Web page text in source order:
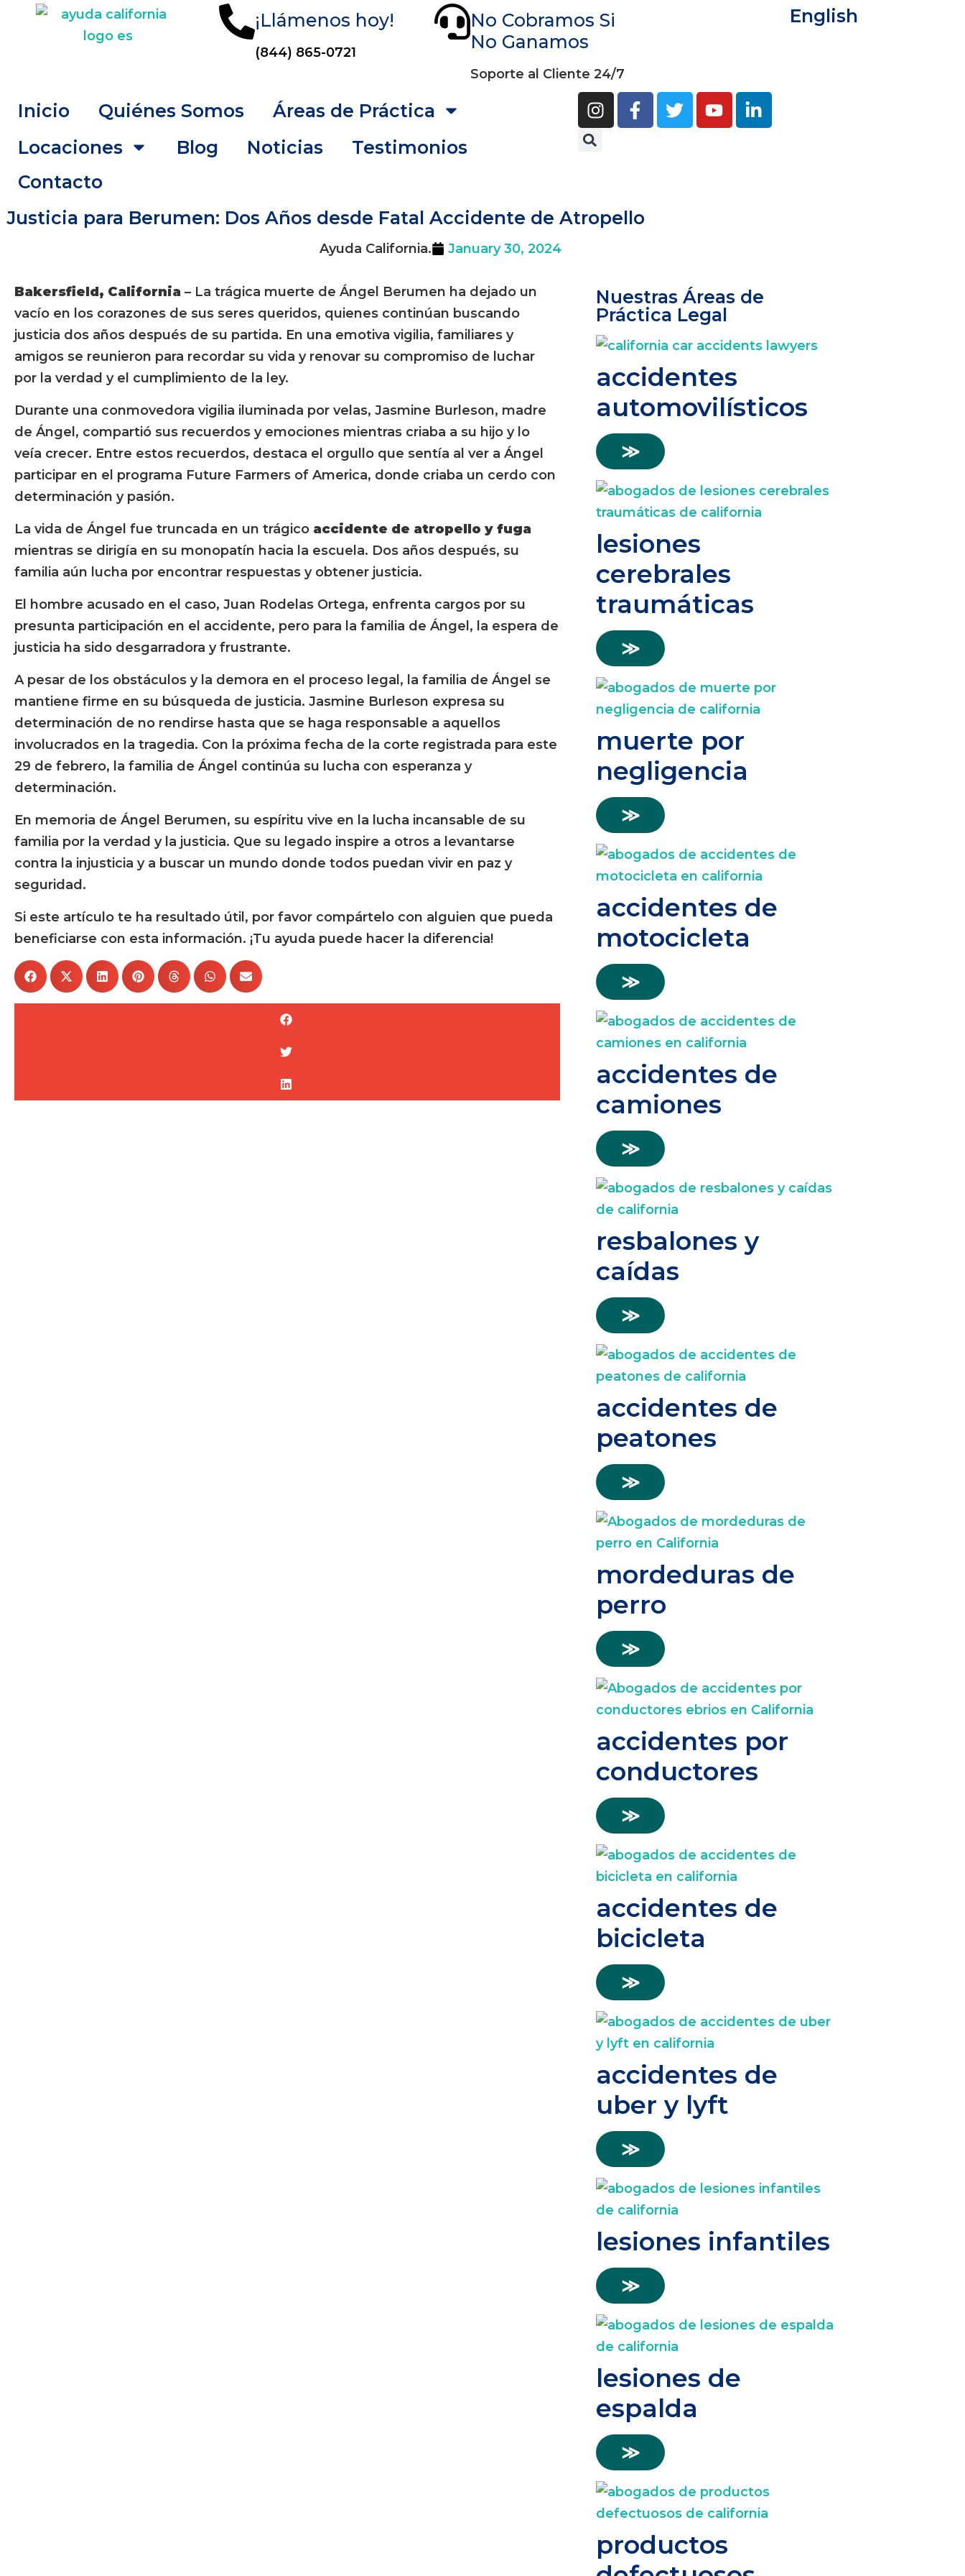
¡Llámenos hoy!
(844) 865-0721
No Cobramos Si
No Ganamos
Soporte al Cliente 24/7
English
Inicio Quiénes Somos
Áreas de Práctica
Locaciones
Blog Noticias
Testimonios
Contacto
Justicia para Berumen: Dos Años desde Fatal Accidente de Atropello
Ayuda California. January 30, 2024
Bakersfield, California – La trágica muerte de Ángel Berumen ha dejado un
vacío en los corazones de sus seres queridos, quienes continúan buscando
justicia dos años después de su partida. En una emotiva vigilia, familiares y
amigos se reunieron para recordar su vida y renovar su compromiso de luchar
por la verdad y el cumplimiento de la ley.
Durante una conmovedora vigilia iluminada por velas, Jasmine Burleson, madre
de Ángel, compartió sus recuerdos y emociones mientras criaba a su hijo y lo
veía crecer. Entre estos recuerdos, destaca el orgullo que sentía al ver a Ángel
participar en el programa Future Farmers of America, donde criaba un cerdo con
determinación y pasión.
La vida de Ángel fue truncada en un trágico accidente de atropello y fuga
mientras se dirigía en su monopatín hacia la escuela. Dos años después, su
familia aún lucha por encontrar respuestas y obtener justicia.
El hombre acusado en el caso, Juan Rodelas Ortega, enfrenta cargos por su
presunta participación en el accidente, pero para la familia de Ángel, la espera de
justicia ha sido desgarradora y frustrante.
A pesar de los obstáculos y la demora en el proceso legal, la familia de Ángel se
mantiene firme en su búsqueda de justicia. Jasmine Burleson expresa su
determinación de no rendirse hasta que se haga responsable a aquellos
involucrados en la tragedia. Con la próxima fecha de la corte registrada para este
29 de febrero, la familia de Ángel continúa su lucha con esperanza y
determinación.
En memoria de Ángel Berumen, su espíritu vive en la lucha incansable de su
familia por la verdad y la justicia. Que su legado inspire a otros a levantarse
contra la injusticia y a buscar un mundo donde todos puedan vivir en paz y
seguridad.
Si este artículo te ha resultado útil, por favor compártelo con alguien que pueda
beneficiarse con esta información. ¡Tu ayuda puede hacer la diferencia!
Nuestras Áreas de
Práctica Legal
accidentes
automovilísticos
≫
lesiones
cerebrales
traumáticas
≫
muerte por
negligencia
≫
accidentes de
motocicleta
≫
accidentes de
camiones
≫
resbalones y
caídas
≫
accidentes de
peatones
≫
mordeduras de
perro
≫
accidentes por
conductores
≫
accidentes de
bicicleta
≫
accidentes de
uber y lyft
≫
lesiones infantiles
≫
lesiones de
espalda
≫
productos